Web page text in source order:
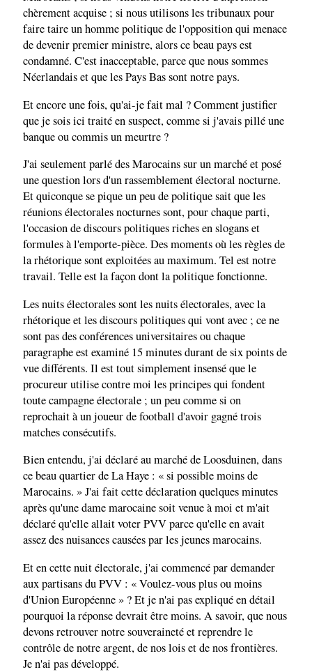
chèrement acquise ; si nous utilisons les tribunaux pour
faire taire un homme politique de l'opposition qui menace
de devenir premier ministre, alors ce beau pays est
condamné. C'est inacceptable, parce que nous sommes
Néerlandais et que les Pays Bas sont notre pays.
Et encore une fois, qu'ai-je fait mal ? Comment justifier
que je sois ici traité en suspect, comme si j'avais pillé une
banque ou commis un meurtre ?
J'ai seulement parlé des Marocains sur un marché et posé
une question lors d'un rassemblement électoral nocturne.
Et quiconque se pique un peu de politique sait que les
réunions électorales nocturnes sont, pour chaque parti,
l'occasion de discours politiques riches en slogans et
formules à l'emporte-pièce. Des moments où les règles de
la rhétorique sont exploitées au maximum. Tel est notre
travail. Telle est la façon dont la politique fonctionne.
Les nuits électorales sont les nuits électorales, avec la
rhétorique et les discours politiques qui vont avec ; ce ne
sont pas des conférences universitaires ou chaque
paragraphe est examiné 15 minutes durant de six points de
vue différents. Il est tout simplement insensé que le
procureur utilise contre moi les principes qui fondent
toute campagne électorale ; un peu comme si on
reprochait à un joueur de football d'avoir gagné trois
matches consécutifs.
Bien entendu, j'ai déclaré au marché de Loosduinen, dans
ce beau quartier de La Haye : « si possible moins de
Marocains. » J'ai fait cette déclaration quelques minutes
après qu'une dame marocaine soit venue à moi et m'ait
déclaré qu'elle allait voter PVV parce qu'elle en avait
assez des nuisances causées par les jeunes marocains.
Et en cette nuit électorale, j'ai commencé par demander
aux partisans du PVV : « Voulez-vous plus ou moins
d'Union Européenne » ? Et je n'ai pas expliqué en détail
pourquoi la réponse devrait être moins. A savoir, que nous
devons retrouver notre souveraineté et reprendre le
contrôle de notre argent, de nos lois et de nos frontières.
Je n'ai pas développé.